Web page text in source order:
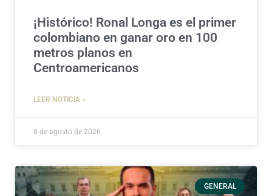
¡Histórico! Ronal Longa es el primer
colombiano en ganar oro en 100
metros planos en
Centroamericanos
LEER NOTICIA »
8 de agosto de 2026
GENERAL